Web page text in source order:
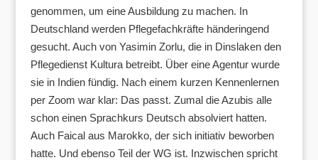
genommen, um eine Ausbildung zu machen. In
Deutschland werden Pflegefachkräfte händeringend
gesucht. Auch von Yasimin Zorlu, die in Dinslaken den
Pflegedienst Kultura betreibt. Über eine Agentur wurde
sie in Indien fündig. Nach einem kurzen Kennenlernen
per Zoom war klar: Das passt. Zumal die Azubis alle
schon einen Sprachkurs Deutsch absolviert hatten.
Auch Faical aus Marokko, der sich initiativ beworben
hatte. Und ebenso Teil der WG ist. Inzwischen spricht